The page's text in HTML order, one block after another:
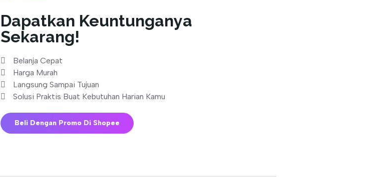
Dapatkan Keuntunganya
Sekarang!
Belanja Cepat
Harga Murah
Langsung Sampai Tujuan
Solusi Praktis Buat Kebutuhan Harian Kamu
Beli Dengan Promo Di Shopee